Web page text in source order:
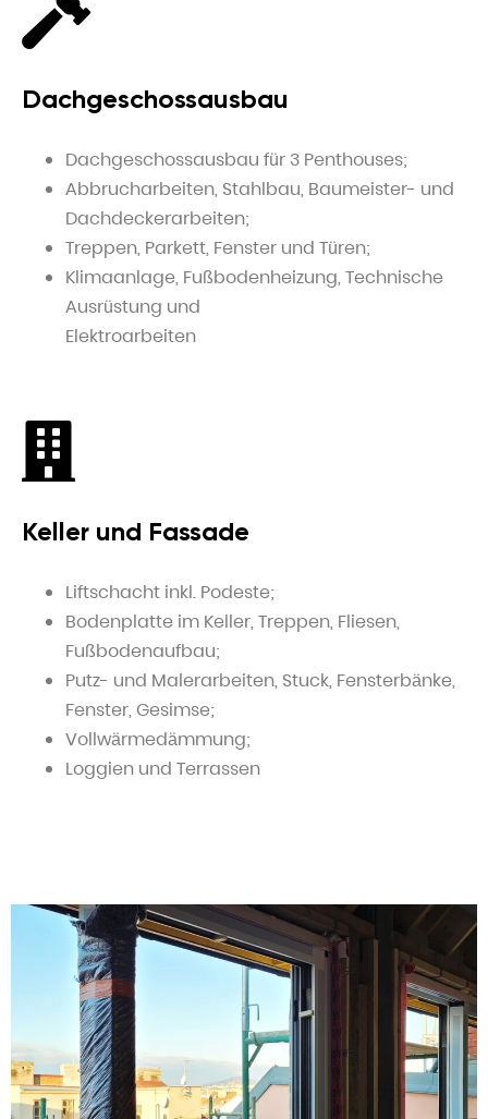
Dachgeschossausbau
Dachgeschossausbau für 3 Penthouses;
Abbrucharbeiten, Stahlbau, Baumeister- und
Dachdeckerarbeiten;
Treppen, Parkett, Fenster und Türen;
Klimaanlage, Fußbodenheizung, Technische
Ausrüstung und
Elektroarbeiten
Keller und Fassade
Liftschacht inkl. Podeste;
Bodenplatte im Keller, Treppen, Fliesen,
Fußbodenaufbau;
Putz- und Malerarbeiten, Stuck, Fensterbänke,
Fenster, Gesimse;
Vollwärmedämmung;
Loggien und Terrassen